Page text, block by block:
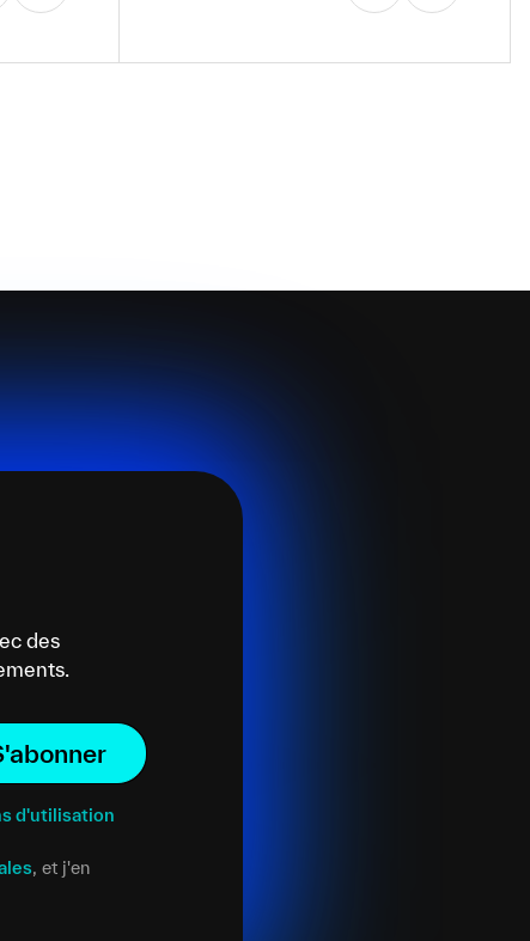
des
d'utilisation
, et j'en